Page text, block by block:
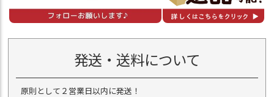
発送・送料について
原則として２営業日以内に発送！